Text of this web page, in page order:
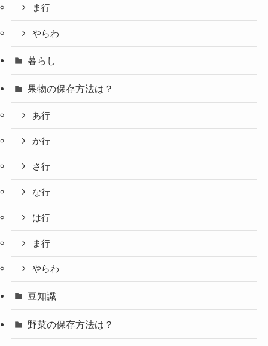
ま行
やらわ
暮らし
果物の保存方法は？
あ行
か行
さ行
な行
は行
ま行
やらわ
豆知識
野菜の保存方法は？